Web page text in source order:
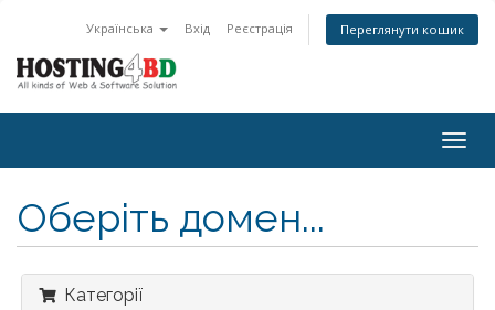
Українська Вхід Реєстрація Переглянути кошик
Оберіть домен...
Категорії